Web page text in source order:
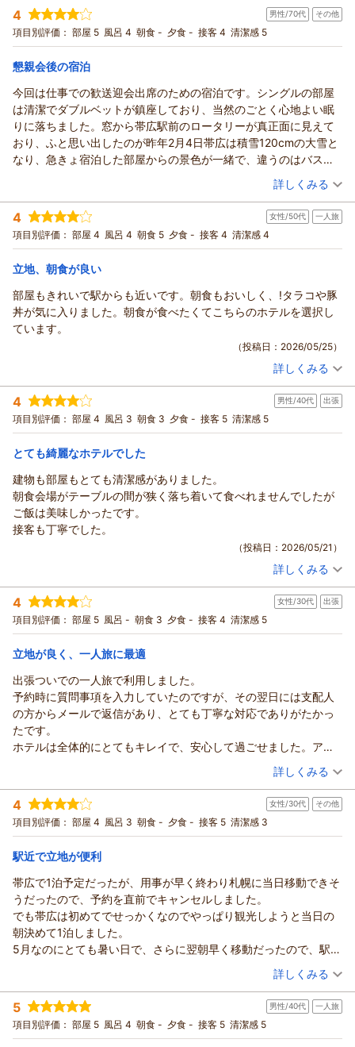
支配人
フロント 松村
（返信日：2026/06/10）
がとうございます。
お寄せいただいたご投稿を励みに更なるサービスの向上に努め
てまいります。
お客様のまたのお越しをスタッフ一同心よりお待ち申し上げて
支配人
フロント 松村
（返信日：2026/06/09）
｢帯広駅北地下駐車場｣でございます｡
館内駐車場は先着順でご案内しておりますが、
満車になってしまった際やサイズオーバーのお車でご来館の場
合は、
館内駐車場に駐車場スタッフがおりますので､お車でホテルへご
到着なさいましたら､
まずホテル裏手の専用駐車場にお越しくださいませ。
お停めいただいた場所がどちらであっても1泊1台800円、出し
入れ自由としております。
ご都合に合わせてご利用いただければと存じます。
ホテルを目指し､
一棟体制で努めて参ります｡
最後になりますが､本日はお忙しい中ご宿泊の感想をお寄せいた
だき
また帯広へお越しの際には是非リッチモンドホテル帯広駅前を
ご用命いただけますと幸いでございます｡
お客様とまたお会いできる日を心よりお待ち申し上げておりま
（返信日：2026/06/09）
投稿者： りかぷーさん
宿泊プラン： 【ビジネス・レジャー・一人旅】悩んだらこれ！！ベーシック
素泊まりプラン -食事なし-
ダブル 食事なし
宿泊価格帯： 7,001～8,000円(大人一人あたり/税込)
リッチモンドホテル帯広駅前からの返信
いつもリッチモンドホテル帯広駅前をご利用いただきまして、
誠にありがとうございます。
「安心して利用できている」というお言葉を頂戴し、私ども一
同大変感激いたしております。
いただいたお声に甘んじることなく、快適にお過ごしいただけ
るホテルを目指し、更なるサービスの向上に努めてまいりま
す。
また、ジュニアスイートのお部屋にて、ゆったりとした贅沢な
時間をお過ごしいただけたようで何よりでございます。
広々とした空間でお疲れを癒していただけたのであれば幸いで
ツインのお部屋の室数につきましては、貴重なご意見をありが
とうございます。
あいにく増室等の対応は出来かねてしまいますが、出来る限り
お客様のご期待に沿う提案をさせていただけるよう、今後の貴
がとうございます。
お客様のまたのお越しをスタッフ一同心よりお待ち申し上げて
おります。
支配人
4 男性/70代 その他
項目別評価： 部屋 5 風呂 4 朝食 - 夕食 - 接客 4 清潔感 5
懇親会後の宿泊
今回は仕事での歓送迎会出席のための宿泊です。シングルの部屋
は清潔でダブルベットが鎮座しており、当然のごとく心地よい眠
りに落ちました。窓から帯広駅前のロータリーが真正面に見えて
おり、ふと思い出したのが昨年2月4日帯広は積雪120cmの大雪と
なり、急きょ宿泊した部屋からの景色が一緒で、違うのはバス停
やロータリーが雪に埋もれて道路形状が分からなかったことで、
帰宅まで大変だったことを思い出しました。今回は天候に恵まれ
快適な眠りと無事に何事もなく帰宅できました。
（投稿日：2026/06/03）
宿泊時期： 2026年05月宿泊 (その他)
投稿者： ＭＯくんさん
宿泊プラン： 【早期割28】28日前までの予約でお得に泊まろう-食事なし-
シングル 食事なし
宿泊価格帯： 6,001～7,000円(大人一人あたり/税込)
リッチモンドホテル帯広駅前からの返信
この度はリッチモンドホテル帯広駅前へご宿泊いただきまして
誠にありがとうございます。
また、お忙しい中、当時の情景が目に浮かぶような素晴らしい
ご感想をお寄せいただきましたこと、重ねて御礼申し上げま
す。
今回はお仕事の歓送迎会でのご利用とのことで、私どもホテル
をお選びいただきまして嬉しく存じます。
私どもの客室で心地よい眠りにつき、お疲れを癒していただけ
た様子を伺え、大変安堵いたしました。
思い出していただけたとのこと、深く胸に響くものがございま
す。
当時、帯広は記録的な大雪に見舞われ、交通機関の乱れなど本
当に大変な一日でございましたが、そんな過酷な状況の中で私
どもに足を運んでくださったこと、そして今回同じ景色の下
で、今度は穏やかで快適な時間を過ごしていただけたことに、
深い感謝を感じております。
今回は天候に恵まれ、無事にご帰宅されたとのことで何よりで
ございます。私どもはいつの季節も、どんなお天気の日であっ
ても、お客様を温かくお迎えし、羽を伸ばせる場所でありたい
と願っております。
ております。
支配人
フロント 松村
詳しくみる
4 女性/50代 一人旅
項目別評価： 部屋 4 風呂 4 朝食 5 夕食 - 接客 4 清潔感 4
立地、朝食が良い
部屋もきれいで駅からも近いです。朝食もおいしく、!タラコや豚
丼が気に入りました。朝食が食べたくてこちらのホテルを選択し
ています。
（投稿日：2026/05/25）
投稿者： tomoさん(女性/50代)
宿泊プラン： 【じゃらんのお得な10日間】ビジネス・レジャー・一人旅に
も！シンプルステイ-朝食付-
シングル 朝のみ
宿泊価格帯： 9,001～10,000円(大人一人あたり/税込)
この度はリッチモンドホテル帯広駅前へご宿泊いただきまして
誠にありがとうございます。
また、日頃より私どもの朝食を楽しみにお選びいただいており
ますこと、心より厚く御礼申し上げます。
「朝食が食べたくて」という大変光栄なお言葉を頂戴し、レス
トランスタッフをはじめ、私ども一同感激いたしております。
今回のご滞在でも、ライブキッチンで焼き上げる名物の「豚
丼」や、「たらこ」など、私どもホテルの朝食ビュッフェをお
気に召していただき、美味しくお召し上がりいただけた様子を
伺え、嬉しい限りでございます。
また、お部屋の清潔感や駅からの立地につきましてもご満足い
これからも、お客様に「やっぱりここの朝食が一番」と何度で
もお越しいただけるよう、メニューの品質向上と快適な空間づ
くりに努めてまいります。
お忙しい中、励みとなる嬉しいご感想をご投稿いただきありが
とうございます。
お客様のまたのお越しを、スタッフ一同心よりお待ち申し上げ
ております。
支配人
フロント 松村
（返信日：2026/06/04）
詳しくみる
4 男性/40代 出張
項目別評価： 部屋 4 風呂 3 朝食 3 夕食 - 接客 5 清潔感 5
とても綺麗なホテルでした
建物も部屋もとても清潔感がありました。
朝食会場がテーブルの間が狭く落ち着いて食べれませんでしたが
ご飯は美味しかったです。
接客も丁寧でした。
（投稿日：2026/05/21）
投稿者： w(・・*)wさん(男性/40代)
宿泊プラン： 【じゃらんスペシャルウィーク】旅行や出張にもおすすめ♪シ
ンプルステイプラン-朝食付-★
シングル 朝のみ
宿泊価格帯： 9,001～10,000円(大人一人あたり/税込)
この度はリッチモンドホテル帯広駅前へご宿泊いただきまして
誠にありがとうございます。
また、お忙しい中ご感想をお寄せいただき、重ねて御礼申し上
げます。
館内や客室の清潔感、ならびに私どもスタッフの接客につきま
しても温かいお言葉を頂戴し、大変光栄に存じます。日々の清
掃やサービスへの取り組みを評価していただけたことは、スタ
ッフにとって大きな励みとなります。
しかしながら、朝食会場におきまして、テーブル間の距離が狭
く、落ち着いてお召し上がりいただけなかったとのこと、誠に
申し訳ございません。
食事を楽しんでいただくための配慮が不足していたことを悔や
むばかりでございます。
頂戴いたしましたお席の間隔に関するご意見は大切な課題とし
てレストラン責任者とも共有しまして、混雑時でも可能な限り
お寛ぎいただけるよう、今後のレイアウトや運用の見直しを検
し、ホテル一丸となって精進してまいります。
甚だ勝手なお願いではございますが、また帯広へお越しの機会
がございましたら、リッチモンドホテル帯広駅前をご利用いた
詳しくみる
4 女性/30代 出張
項目別評価： 部屋 5 風呂 - 朝食 3 夕食 - 接客 4 清潔感 5
立地が良く、一人旅に最適
出張ついでの一人旅で利用しました。
予約時に質問事項を入力していたのですが、その翌日には支配人
の方からメールで返信があり、とても丁寧な対応でありがたかっ
たです。
ホテルは全体的にとてもキレイで、安心して過ごせました。アメ
ニティも充実しており、タイミング的に利用は出来ませんでした
がウェルカムドリンクのサービスもあり、とても良かったです。
朝食ビュッフェは、時間が遅かったのか、メニューが少なくて寂
しかったです…。朝8時半過ぎだったと思います。ただ、その場で
盛ってくれる豚丼は頂くことができ、その際のスタッフさんの対
フさんは無愛想で説明も簡素だったのですが、ホテル全体の話で
はなく、個人差のようです。
立地もよく、キレイなホテルですので、また帯広に行く際は利用
したいです。
（投稿日：2026/05/21）
宿泊時期： 2026年03月宿泊 (出張)
投稿者： ごろりんさん
宿泊プラン： 【カード決済限定 返金不可】特別料金＆ポイント6%でお得に
泊まろう-朝食付-
シングル 朝のみ
宿泊価格帯： 8,001～9,000円(大人一人あたり/税込)
リッチモンドホテル帯広駅前からの返信
この度はリッチモンドホテル帯広駅前へご宿泊いただきまして
誠にありがとうございます。
出張ついでの大切なお一人旅の拠点として私どもをお選びいた
だき、大変光栄に存じます。
ご予約時のメール対応やホテルの清潔感、アメニティ等に関し
まして、安心してお過ごしいただけたとのお言葉を頂戴し、私
どもも安堵いたしました。
また、朝食のライブキッチンにて提供しております豚丼スタッ
フの対応にも温かいお言葉をいただき、大きな励みになりま
詳しくみる
4 女性/30代 その他
項目別評価： 部屋 4 風呂 3 朝食 - 夕食 - 接客 5 清潔感 3
駅近で立地が便利
帯広で1泊予定だったが、用事が早く終わり札幌に当日移動できそ
うだったので、予約を直前でキャンセルしました。
でも帯広は初めてでせっかくなのでやっぱり観光しようと当日の
朝決めて1泊しました。
5月なのにとても暑い日で、さらに翌朝早く移動だったので、駅近
当日でも空きがあり、お安く泊まれたのが良かったです。
ただ、デスク周りや浴室にかなりホコリが目立っていて本当に掃
除してるのかが気になりました。
でもフロントの対応はとても親切でした。
（投稿日：2026/05/18）
宿泊時期： 2026年05月宿泊 (その他)
投稿者： バウアーさん
宿泊プラン： 【カード決済限定 返金不可】特別料金＆ポイント6%でお得に
泊まろう-食事なし-
シングル 食事なし
詳しくみる
5 男性/40代 一人旅
項目別評価： 部屋 5 風呂 4 朝食 - 夕食 - 接客 5 清潔感 5